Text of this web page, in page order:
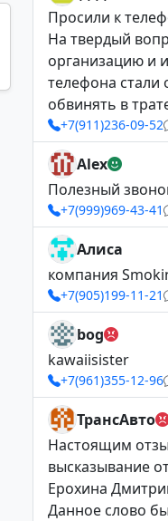
Просили к
На твердый
организацию и
телефона стали
обвинять в
+7(911)236-09-52
Alex
Полезный
+7(999)969-43-41
Алиса
компания
+7(905)199-11-21
bog
kawaiisister
+7(961)355-12-96
ТрансАвто
Настоящим
высказывание
Ерохина
Данное слово